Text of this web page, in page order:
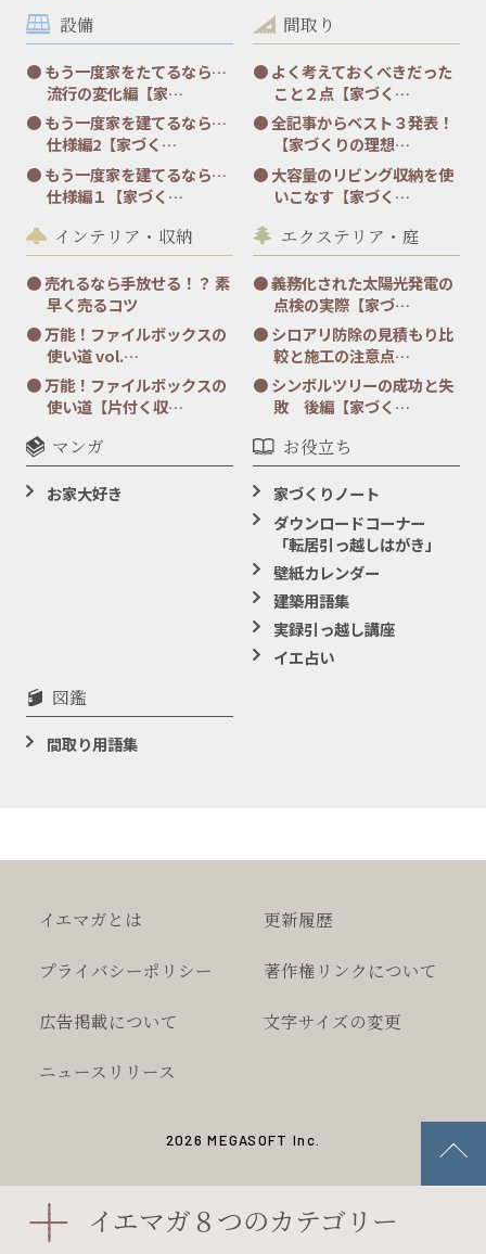
設備
もう一度家をたてるなら…
流行の変化編【家…
もう一度家を建てるなら…
仕様編2【家づく…
もう一度家を建てるなら…
仕様編１【家づく…
間取り
よく考えておくべきだった
こと２点【家づく…
全記事からベスト３発表！
【家づくりの理想…
大容量のリビング収納を使
いこなす【家づく…
インテリア・収納
売れるなら手放せる！？ 素
早く売るコツ
万能！ファイルボックスの
使い道 vol.…
万能！ファイルボックスの
使い道【片付く収…
エクステリア・庭
義務化された太陽光発電の
点検の実際【家づ…
シロアリ防除の見積もり比
較と施工の注意点…
シンボルツリーの成功と失
敗 後編【家づく…
マンガ
お家大好き
お役立ち
家づくりノート
ダウンロードコーナー
「転居引っ越しはがき」
壁紙カレンダー
建築用語集
実録引っ越し講座
イエ占い
図鑑
間取り用語集
イエマガとは 更新履歴
プライバシーポリシー 著作権 リンクについて
広告掲載について 文字サイズの変更
ニュースリリース
2026 MEGASOFT Inc.
イエマガ８つのカテゴリー